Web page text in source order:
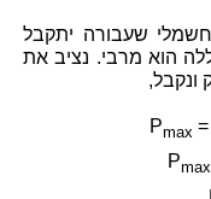
שעבורה יתקבל
הוא מרבי. נציב את
Pmax
Pmax